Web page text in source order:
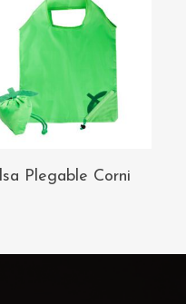
AÑADIR AL
CARRITO
Plegable Corni